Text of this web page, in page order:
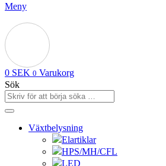
Meny
0 SEK 0 Varukorg
Sök
Växtbelysning
Elartiklar
HPS/MH/CFL
LED